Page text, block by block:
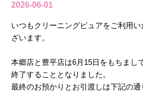
2026-06-01
いつもクリーニングピュアをご利用
ざいます。
本郷店と豊平店は6月15日をもちまし
終了することとなりました。
最終のお預かりとお引渡しは下記の通